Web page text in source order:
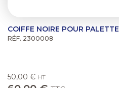
COIFFE NOIRE POUR PALETTE
RÉF. 2300008
50,00 € HT